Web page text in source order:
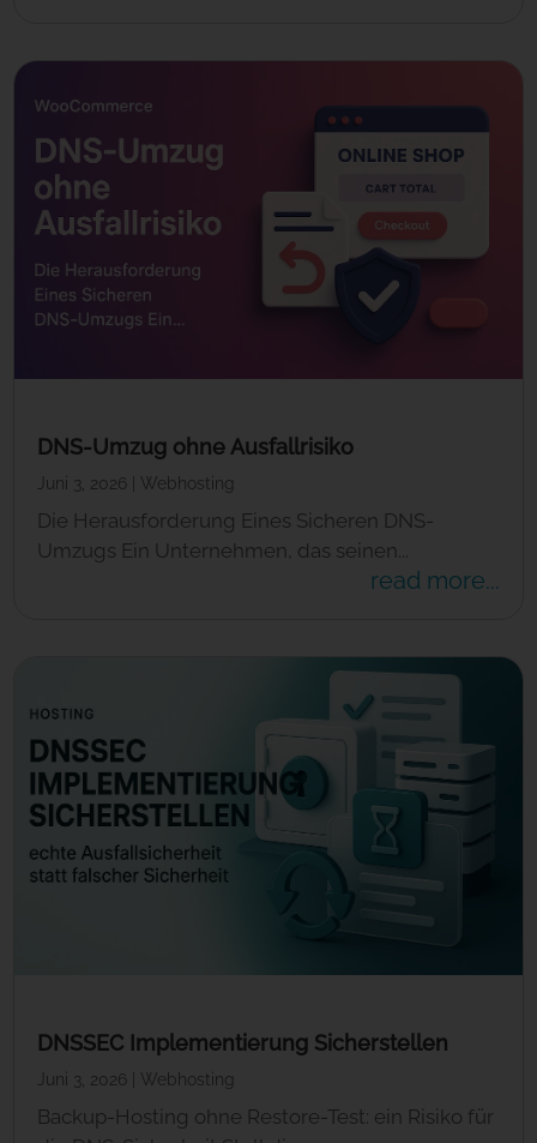
DNS-Umzug ohne Ausfallrisiko
Juni 3, 2026 Webhosting
Die Herausforderung Eines Sicheren DNS-
Umzugs Ein Unternehmen, das seinen...
read more...
DNSSEC Implementierung Sicherstellen
Juni 3, 2026 Webhosting
Backup-Hosting ohne Restore-Test: ein Risiko für